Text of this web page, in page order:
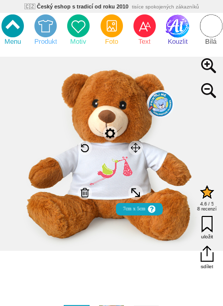
🇨🇿 Český eshop s tradicí od roku 2010 tisíce spokojených zákazníků
Ekologický a zdravotně nezávadný žádná čína, barvy s certifikáty
💡Inovativní výroba vlastní vývoj, nejnovější technologie
Rychlé dodání expedujeme do 24h
jsme přímý výrobce, žádný zprostředkovatel
Český eshop s tradicí od roku 2010 tisíce spokojených zákazníků